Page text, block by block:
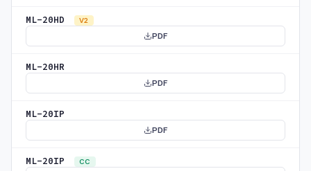
ML-20HD V2
PDF
ML-20HR
PDF
ML-20IP
PDF
ML-20IP CC